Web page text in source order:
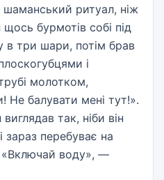
шаманський ритуал, ніж
щось бурмотів собі під
в три шари, потім брав
і
молотком,
балувати мені тут!».
так, ніби він
перебуває на
«Включай воду», —